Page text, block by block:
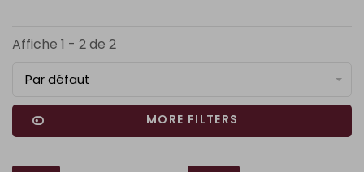
Affiche 1 - 2 de 2
Par défaut
MORE FILTERS